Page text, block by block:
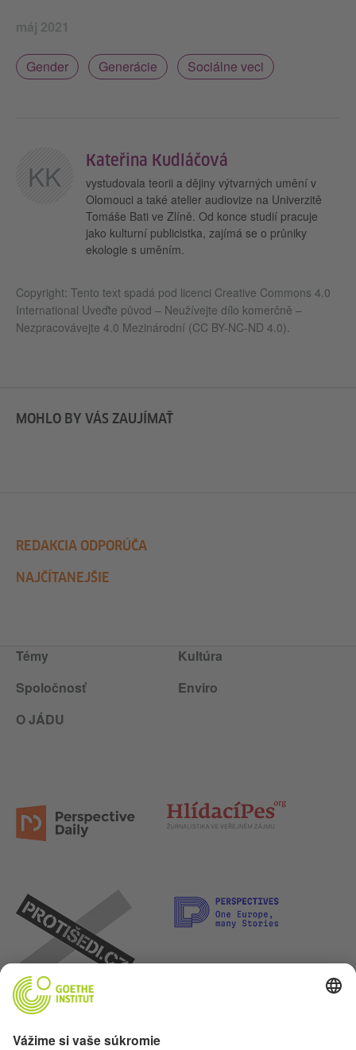
máj 2021
Gender Generácie Sociálne veci
KK Kateřina Kudláčová
vystudovala teorii a dějiny výtvarných umění v
Olomouci a také atelier audiovize na Univerzitě
Tomáše Bati ve Zlíně. Od konce studií pracuje
jako kulturní publicistka, zajímá se o průniky
ekologie s uměním.
Copyright: Tento text spadá pod licenci Creative Commons 4.0
International Uveďte původ – Neužívejte dílo komerčně –
Nezpracovávejte 4.0 Mezinárodní (CC BY-NC-ND 4.0).
MOHLO BY VÁS ZAUJÍMAŤ
REDAKCIA ODPORÚČA
NAJČÍTANEJŠIE
Témy
Kultúra
Spoločnosť
Enviro
O JÁDU
Poďme sa priateliť. Sleduj nás na: